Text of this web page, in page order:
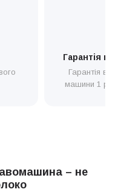
якісний сервіс за
можна по телефону
Гарантія
Гарантія
машини 1
– не